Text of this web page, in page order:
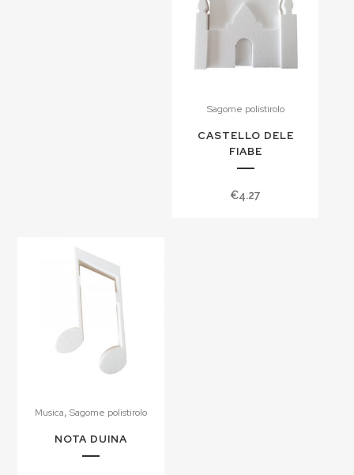
Sagome polistirolo
CASTELLO DELE
FIABE
€4.27
Musica,Sagome polistirolo
NOTA DUINA